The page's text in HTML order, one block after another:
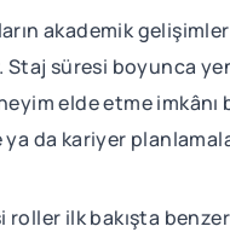
akademik
Staj süresi boyunca
elde etme imkânı
da kariyer
ilk bakışta